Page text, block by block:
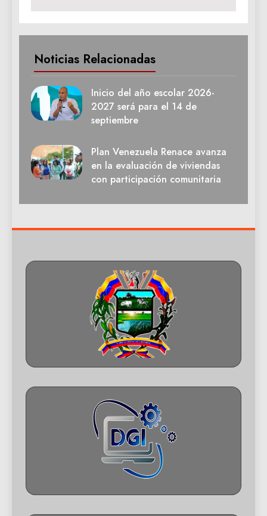
Noticias Relacionadas
Inicio del año escolar 2026-
2027 será para el 14 de
septiembre
Plan Venezuela Renace avanza
en la evaluación de viviendas
con participación comunitaria